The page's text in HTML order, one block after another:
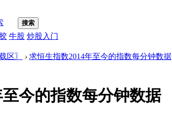
搜索
牛股 炒股入门
区〗 › 求恒生指数2014年至今的指数每分钟数据
今的指数每分钟数据